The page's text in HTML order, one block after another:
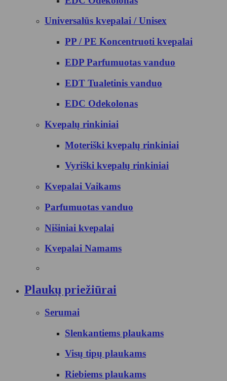
Universalūs kvepalai / Unisex
PP / PE Koncentruoti kvepalai
EDP Parfumuotas vanduo
EDT Tualetinis vanduo
EDC Odekolonas
Kvepalų rinkiniai
Moteriški kvepalų rinkiniai
Vyriški kvepalų rinkiniai
Kvepalai Vaikams
Parfumuotas vanduo
Nišiniai kvepalai
Kvepalai Namams
Plaukų priežiūrai
Serumai
Slenkantiems plaukams
Visų tipų plaukams
Riebiems plaukams